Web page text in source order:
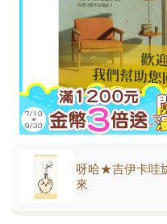
呀哈★吉伊卡哇
來